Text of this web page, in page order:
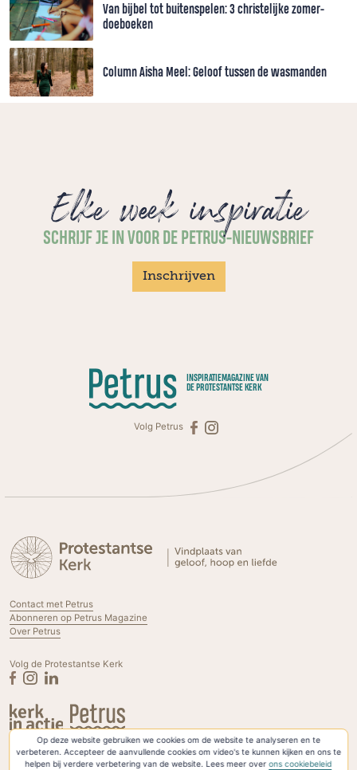
Op deze website gebruiken we cookies om de website te analyseren en te
verbeteren. Accepteer de aanvullende cookies om video's te kunnen kijken en ons te
helpen bij verdere verbetering van de website. Lees meer overons cookiebeleid
Van bijbel tot buitenspelen: 3 christelijke zomer-
doeboeken
Column Aisha Meel: Geloof tussen de wasmanden
Elke week inspiratie
SCHRIJF JE IN VOOR DE PETRUS-NIEUWSBRIEF
Inschrijven
INSPIRATIEMAGAZINE VAN
DE PROTESTANTSE KERK
Volg Petrus
Contact met Petrus
Abonneren op Petrus Magazine
Over Petrus
Volg de Protestantse Kerk
Privacyverklaring & Cookies